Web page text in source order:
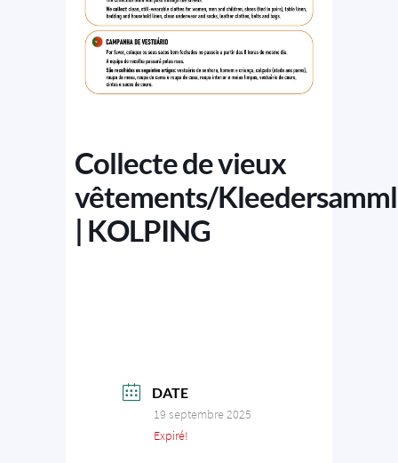
Collecte de vieux
vêtements/
| KOLPING
DATE
19 septembre 2025
Expiré!